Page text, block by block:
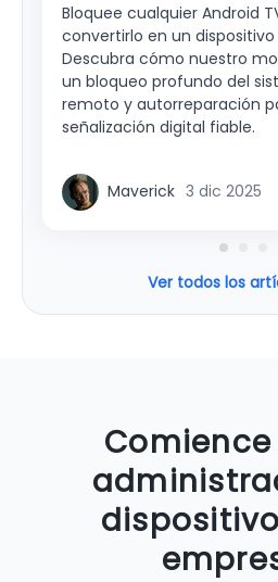
Bloquee cualquier Android
convertirlo en un
Descubra cómo nuestro
un bloqueo profundo del
remoto y autorreparación
señalización digital fiable.
Maverick 3 dic 2025
Ver todos los